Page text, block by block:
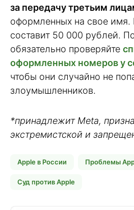
за передачу третьим
оформленных на свое имя.
составит 50 000 рублей.
обязательно проверяйте
оформленных номеров у
чтобы они случайно не
злоумышленников.
*принадлежит Meta,
экстремистской и
Apple в России Проблемы
Суд против Apple